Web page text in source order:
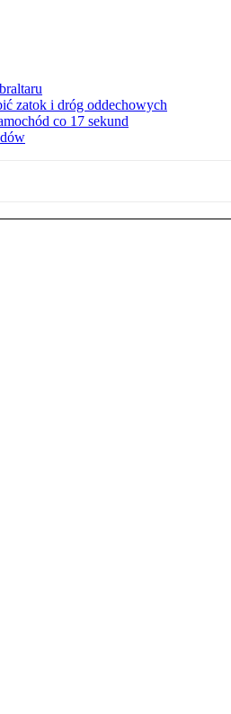
zatok i dróg oddechowych
co 17 sekund